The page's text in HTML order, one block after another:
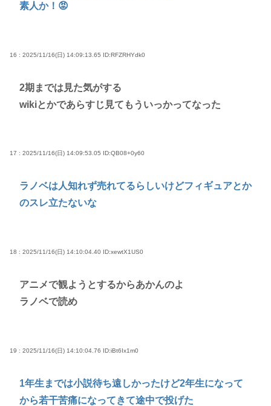
素人か！😡
16 : 2025/11/16(日) 14:09:13.65 ID:RFZRHYdk0
2期までは見た気がする
wikiとかであらすじ見てもういっかってなった
17 : 2025/11/16(日) 14:09:53.05 ID:QB08+0y60
ラノベは人知れず売れてるらしいけどフィギュアとか
のスレ立たないな
18 : 2025/11/16(日) 14:10:04.40 ID:xewtX1US0
アニメで観ようとするからあかんのよ
ラノベで読め
19 : 2025/11/16(日) 14:10:04.76 ID:iBt6Ix1m0
1年生までは小説待ち遠しかったけど2年生になって
から若干苦痛になってきて途中で投げた